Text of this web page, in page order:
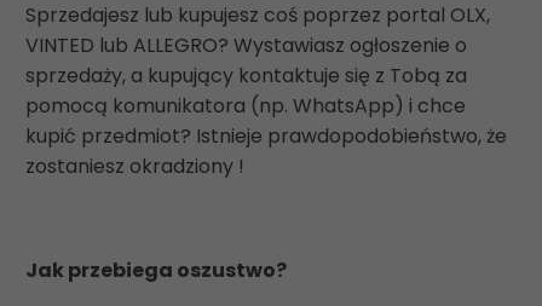
Sprzedajesz lub kupujesz coś poprzez portal OLX,
VINTED lub ALLEGRO? Wystawiasz ogłoszenie o
sprzedaży, a kupujący kontaktuje się z Tobą za
pomocą komunikatora (np. WhatsApp) i chce
kupić przedmiot? Istnieje prawdopodobieństwo, że
zostaniesz okradziony !
Jak przebiega oszustwo?